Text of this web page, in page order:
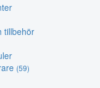
tillbehör
(59)